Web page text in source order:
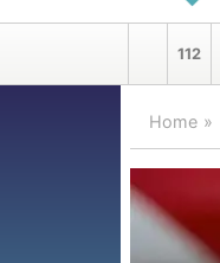
112
Home